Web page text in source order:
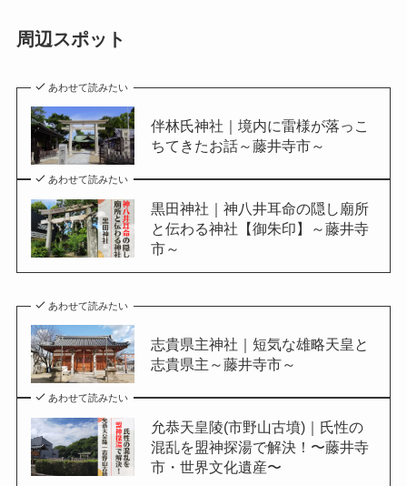
周辺スポット
あわせて読みたい
伴林氏神社｜境内に雷様が落っこ
ちてきたお話～藤井寺市～
あわせて読みたい
黒田神社｜神八井耳命の隠し廟所
と伝わる神社【御朱印】～藤井寺
市～
あわせて読みたい
志貴県主神社｜短気な雄略天皇と
志貴県主～藤井寺市～
あわせて読みたい
允恭天皇陵(市野山古墳)｜氏性の
混乱を盟神探湯で解決！〜藤井寺
市・世界文化遺産〜